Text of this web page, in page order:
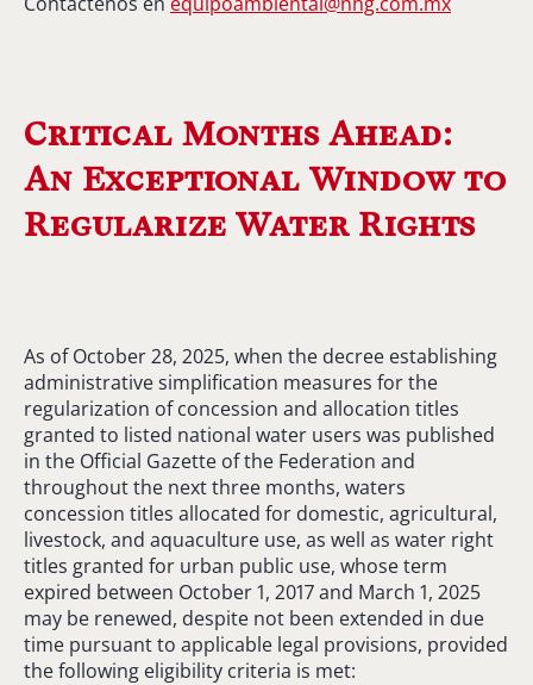
Critical Months Ahead:
An Exceptional Window to
Regularize Water Rights
As of October 28, 2025, when the decree establishing
administrative simplification measures for the
regularization of concession and allocation titles
granted to listed national water users was published
in the Official Gazette of the Federation and
throughout the next three months, waters
concession titles allocated for domestic, agricultural,
livestock, and aquaculture use, as well as water right
titles granted for urban public use, whose term
expired between October 1, 2017 and March 1, 2025
may be renewed, despite not been extended in due
time pursuant to applicable legal provisions, provided
the following eligibility criteria is met: